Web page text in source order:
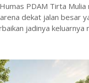
PDAM Tirta
dekat jalan besar
jadinya keluarnya